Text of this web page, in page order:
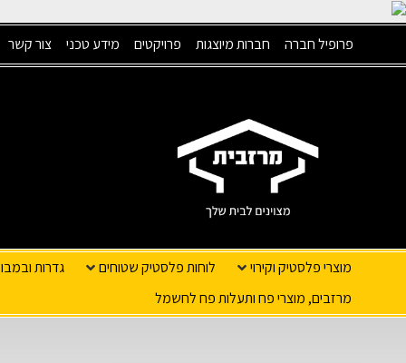
פרופיל חברה חברות מיוצגות פרויקטים מידע טכני צור קשר
מוצרי פלסטיק וקירוי לוחות פלסטיק שטוחים גדרות
מרזבים, מוצרי פח ותעלות פח לחשמל